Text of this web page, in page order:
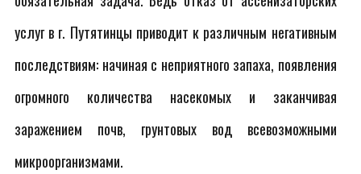
услуг в г. Путятинцы приводит к различным негативным
последствиям: начиная с неприятного запаха, появления
огромного количества насекомых и заканчивая
заражением почв, грунтовых вод всевозможными
микроорганизмами.